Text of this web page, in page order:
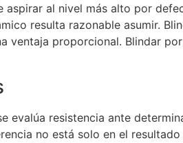
aspirar al nivel más alto por
resulta razonable asumir.
proporcional. Blindar
evalúa resistencia ante
no está solo en el